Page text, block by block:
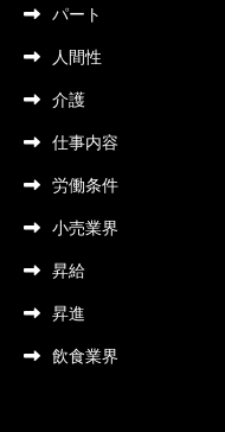
パート
人間性
介護
仕事内容
労働条件
小売業界
昇給
昇進
飲食業界